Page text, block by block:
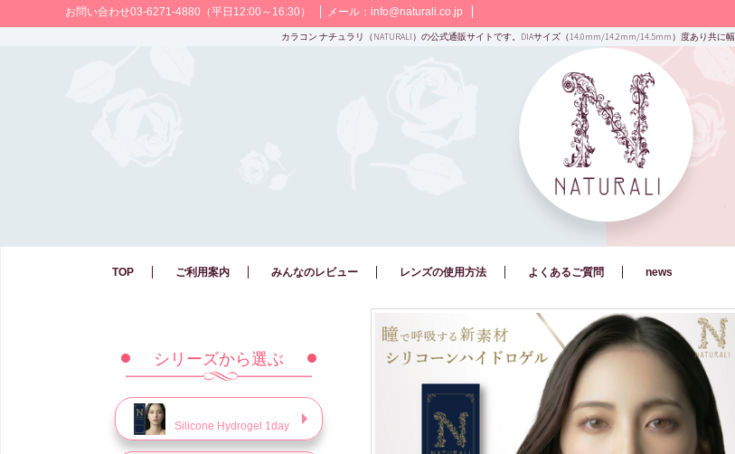
カラコン ナチュラリ（NATURALI）の公式通販サイトです。DIAサイズ（14.0mm/14.2mm/14.5mm）度あり共
お問い合わせ03-6271-4880 （平日12:00～16:30） メール： info@naturali.co.jp
TOP ご利用案内 みんなのレビュー レンズの使用方法 よくあるご質問 news
シリーズから選ぶ
Silicone Hydrogel 1day